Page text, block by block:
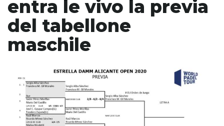
entra le vivo la previa
del tabellone
maschile